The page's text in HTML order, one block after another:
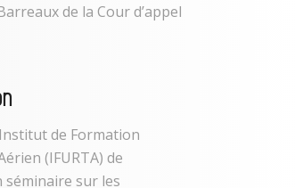
de la Cour d’appel
de Formation
(IFURTA) de
séminaire sur les